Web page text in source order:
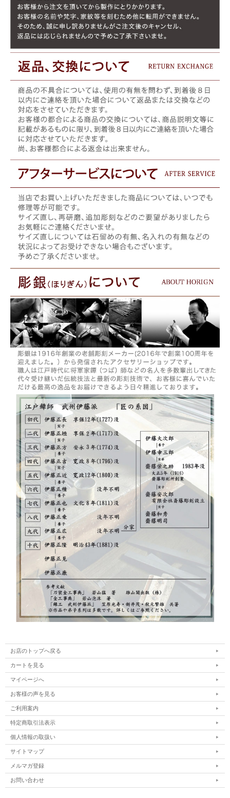
お店のトップへ戻る
カートを見る
マイページへ
お客様の声を見る
ご利用案内
特定商取引法表示
個人情報の取扱い
サイトマップ
メルマガ登録
お問い合わせ